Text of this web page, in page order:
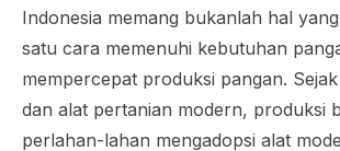
Indonesia memang bukanlah hal
satu cara memenuhi kebutuhan
mempercepat produksi pangan. Sejak
dan alat pertanian modern, produksi
perlahan-lahan mengadopsi alat